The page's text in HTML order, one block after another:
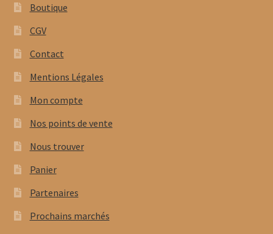
Boutique
CGV
Contact
Mentions Légales
Mon compte
Nos points de vente
Nous trouver
Panier
Partenaires
Prochains marchés